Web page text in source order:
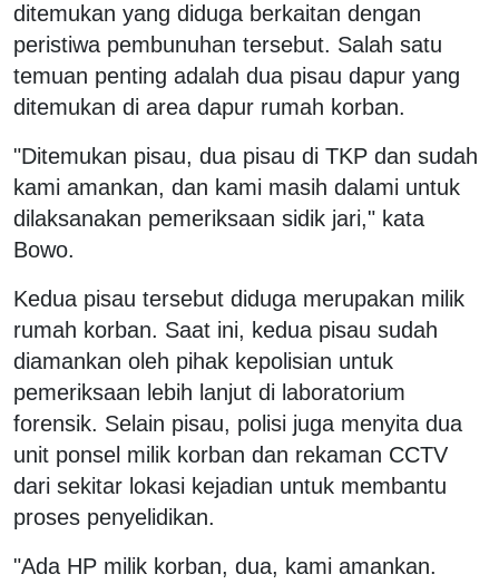
ditemukan yang diduga berkaitan dengan
peristiwa pembunuhan tersebut. Salah satu
temuan penting adalah dua pisau dapur yang
ditemukan di area dapur rumah korban.
"Ditemukan pisau, dua pisau di TKP dan sudah
kami amankan, dan kami masih dalami untuk
dilaksanakan pemeriksaan sidik jari," kata
Bowo.
Kedua pisau tersebut diduga merupakan milik
rumah korban. Saat ini, kedua pisau sudah
diamankan oleh pihak kepolisian untuk
pemeriksaan lebih lanjut di laboratorium
forensik. Selain pisau, polisi juga menyita dua
unit ponsel milik korban dan rekaman CCTV
dari sekitar lokasi kejadian untuk membantu
proses penyelidikan.
"Ada HP milik korban, dua, kami amankan.